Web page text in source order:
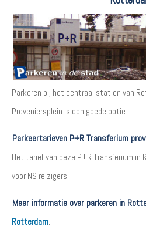
Parkeren bij het centraal station van
Proveniersplein is een goede optie.
Parkeertarieven P+R Transferium
Het tarief van deze P+R Transferium in
voor NS reizigers.
Meer informatie over parkeren in
Rotterdam